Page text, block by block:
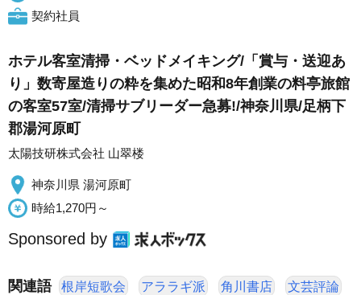
契約社員
ホテル客室清掃・ベッドメイキング/「賞与・送迎あ
り」数寄屋造りの粋を集めた昭和8年創業の料亭旅館
の客室57室/清掃サブリーダー急募!/神奈川県/足柄下
郡湯河原町
太陽技研株式会社 山翠楼
神奈川県 湯河原町
時給1,270円～
Sponsored by
関連語 根岸短歌会 アララギ派 角川書店 文芸評論